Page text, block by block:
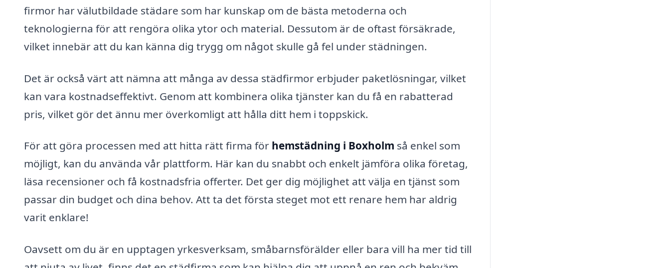
firmor har välutbildade städare som har kunskap om de bästa metoderna och
teknologierna för att rengöra olika ytor och material. Dessutom är de oftast försäkrade,
vilket innebär att du kan känna dig trygg om något skulle gå fel under städningen.
Det är också värt att nämna att många av dessa städfirmor erbjuder paketlösningar, vilket
kan vara kostnadseffektivt. Genom att kombinera olika tjänster kan du få en rabatterad
pris, vilket gör det ännu mer överkomligt att hålla ditt hem i toppskick.
För att göra processen med att hitta rätt firma för hemstädning i Boxholm så enkel som
möjligt, kan du använda vår plattform. Här kan du snabbt och enkelt jämföra olika företag,
läsa recensioner och få kostnadsfria offerter. Det ger dig möjlighet att välja en tjänst som
passar din budget och dina behov. Att ta det första steget mot ett renare hem har aldrig
varit enklare!
Oavsett om du är en upptagen yrkesverksam, småbarnsförälder eller bara vill ha mer tid till